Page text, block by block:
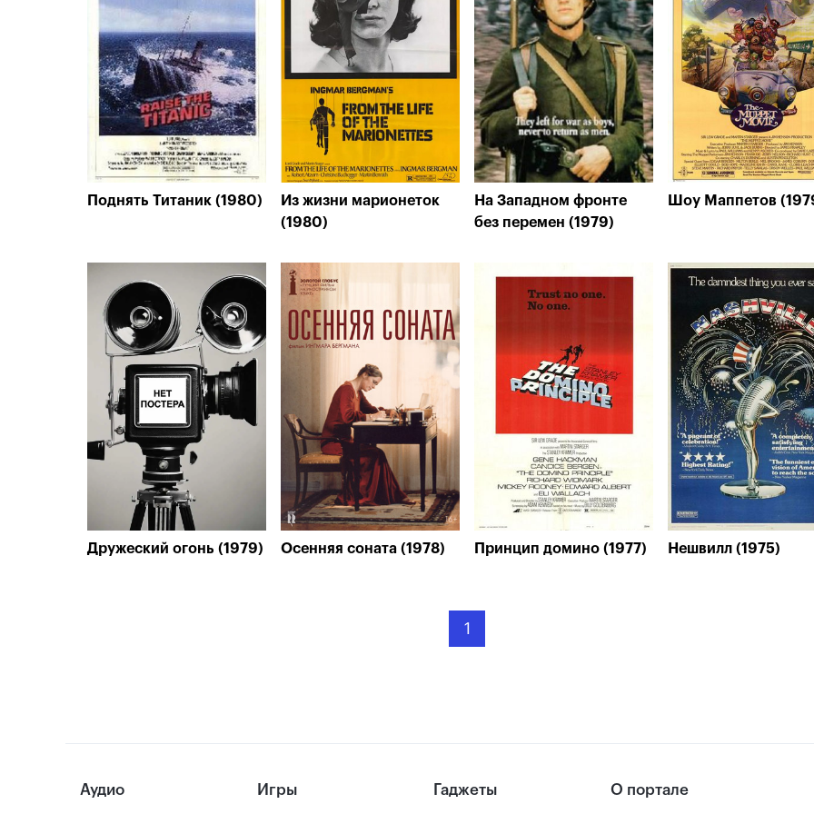
Поднять Титаник (1980)
Из жизни марионеток
(1980)
На Западном фронте
без перемен (1979)
Шоу Маппетов
Дружеский огонь (1979) Осенняя соната (1978) Принцип домино (1977) Нешвилл (1975)
1
Аудио Игры Гаджеты О портале